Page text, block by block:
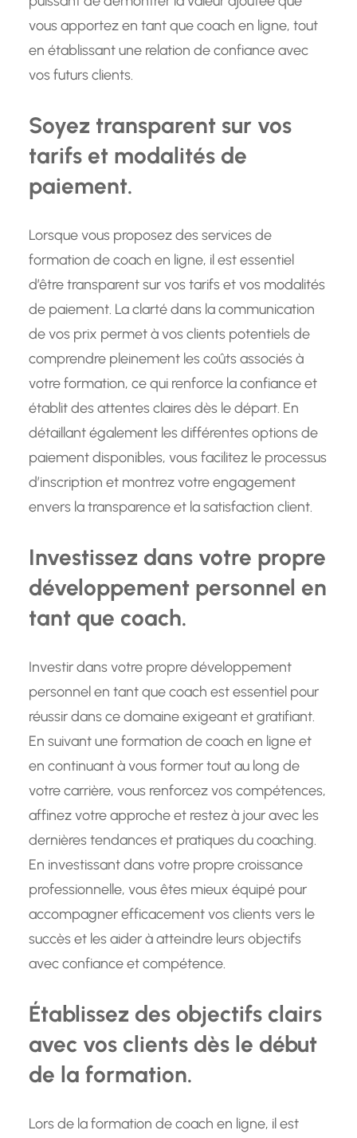
vous apportez en tant que coach en ligne, tout
en établissant une relation de confiance avec
vos futurs clients.
Soyez transparent sur vos
tarifs et modalités de
paiement.
Lorsque vous proposez des services de
formation de coach en ligne, il est essentiel
d’être transparent sur vos tarifs et vos modalités
de paiement. La clarté dans la communication
de vos prix permet à vos clients potentiels de
comprendre pleinement les coûts associés à
votre formation, ce qui renforce la confiance et
établit des attentes claires dès le départ. En
détaillant également les différentes options de
paiement disponibles, vous facilitez le processus
d’inscription et montrez votre engagement
envers la transparence et la satisfaction client.
Investissez dans votre propre
développement personnel en
tant que coach.
Investir dans votre propre développement
personnel en tant que coach est essentiel pour
réussir dans ce domaine exigeant et gratifiant.
En suivant une formation de coach en ligne et
en continuant à vous former tout au long de
votre carrière, vous renforcez vos compétences,
affinez votre approche et restez à jour avec les
dernières tendances et pratiques du coaching.
En investissant dans votre propre croissance
professionnelle, vous êtes mieux équipé pour
accompagner efficacement vos clients vers le
succès et les aider à atteindre leurs objectifs
avec confiance et compétence.
Établissez des objectifs clairs
avec vos clients dès le début
de la formation.
Lors de la formation de coach en ligne, il est